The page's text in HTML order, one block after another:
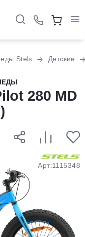
Stels Детские
280 MD
Арт:1115348